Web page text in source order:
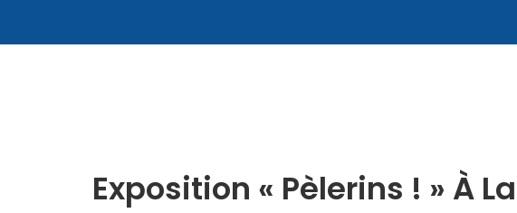
Exposition « Pèlerins ! » À